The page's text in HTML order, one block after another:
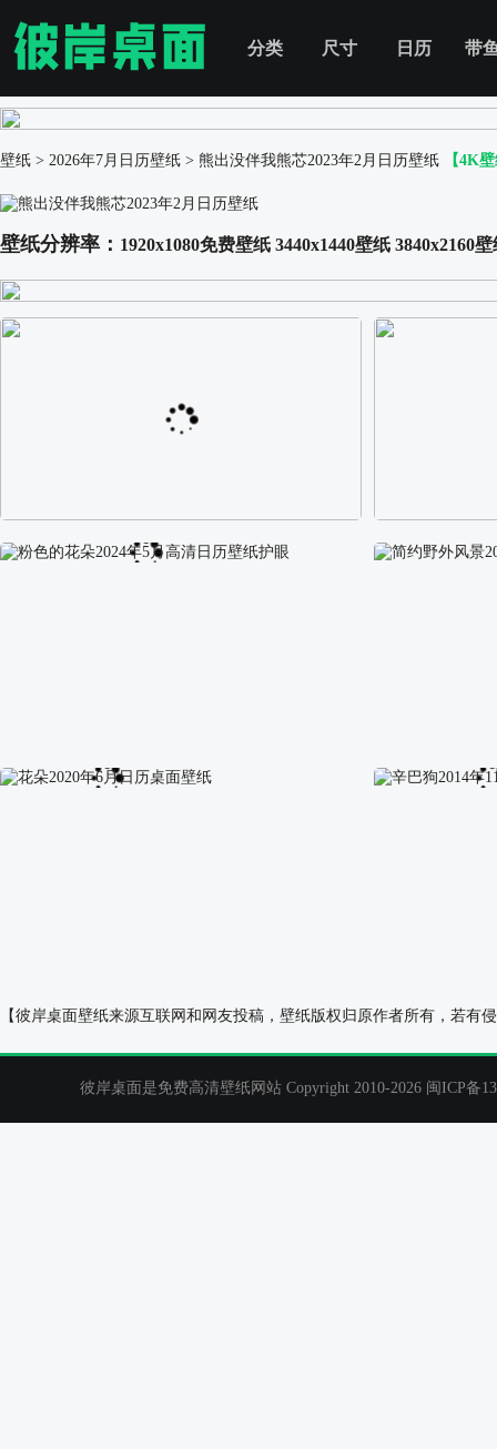
分类 尺寸 日历 带
壁纸 > 2026年7月日历壁纸 > 熊出没伴我熊芯2023年2月日历壁纸 【4K
壁纸分辨率： 1920x1080免费壁纸 3440x1440壁纸 3840x2160壁
阿尔卑斯山区自然风景壁纸 校园长发可爱
粉色的花朵2024年5月高清日历壁纸护眼 简约野外风景
【彼岸桌面壁纸来源互联网和网友投稿，壁纸版权归原作者所有，若
彼岸桌面是免费高清壁纸网站 Copyright 2010-2026 闽ICP备